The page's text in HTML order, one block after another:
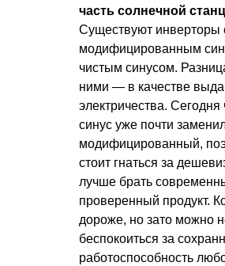
часть солнечной
Существуют инверторы
модифицированным
чистым синусом.
ними — в качестве
электричества. Сегодня
синус уже почти
модифицированный,
стоит гнаться за
лучше брать
проверенный продукт.
дороже, но зато можно
беспокоиться за
работоспособность